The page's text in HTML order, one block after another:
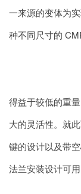
一来源的变体为
种不同尺寸的
得益于较低的重
大的灵活性。就
键的设计以及带
法兰安装设计可用